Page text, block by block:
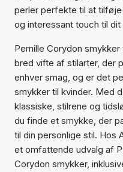
perler perfekte til at
og interessant touch til
Pernille Corydon smykker
bred vifte af stilarter, der
enhver smag, og er det
smykker til kvinder. Med
klassiske, stilrene og
du finde et smykke, der
til din personlige stil. Hos
et omfattende udvalg af
Corydon smykker,